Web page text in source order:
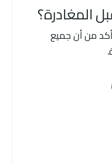
المغادرة؟
من أن جميع